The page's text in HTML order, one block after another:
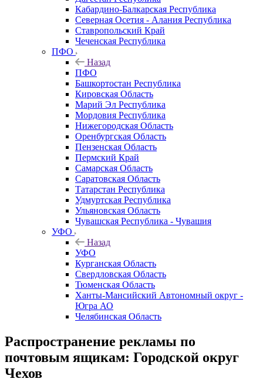
Кабардино-Балкарская Республика
Северная Осетия - Алания Республика
Ставропольский Край
Чеченская Республика
ПФО
Назад
ПФО
Башкортостан Республика
Кировская Область
Марий Эл Республика
Мордовия Республика
Нижегородская Область
Оренбургская Область
Пензенская Область
Пермский Край
Самарская Область
Саратовская Область
Татарстан Республика
Удмуртская Республика
Ульяновская Область
Чувашская Республика - Чувашия
УФО
Назад
УФО
Курганская Область
Свердловская Область
Тюменская Область
Ханты-Мансийский Автономный округ -
Югра АО
Челябинская Область
Распространение рекламы по
почтовым ящикам: Городской округ
Чехов